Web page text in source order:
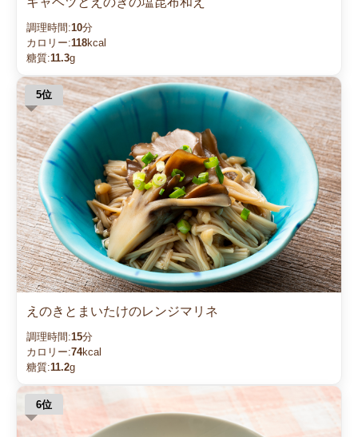
調理時間:10分
カロリー:118kcal
糖質:11.3g
えのきとまいたけのレンジマリネ
調理時間:15分
カロリー:74kcal
糖質:11.2g